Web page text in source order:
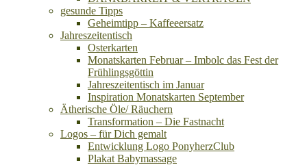
gesunde Tipps
Geheimtipp – Kaffeeersatz
Jahreszeitentisch
Osterkarten
Monatskarten Februar – Imbolc das Fest der
Frühlingsgöttin
Jahreszeitentisch im Januar
Inspiration Monatskarten September
Ätherische Öle/ Räuchern
Transformation – Die Fastnacht
Logos – für Dich gemalt
Entwicklung Logo PonyherzClub
Plakat Babymassage